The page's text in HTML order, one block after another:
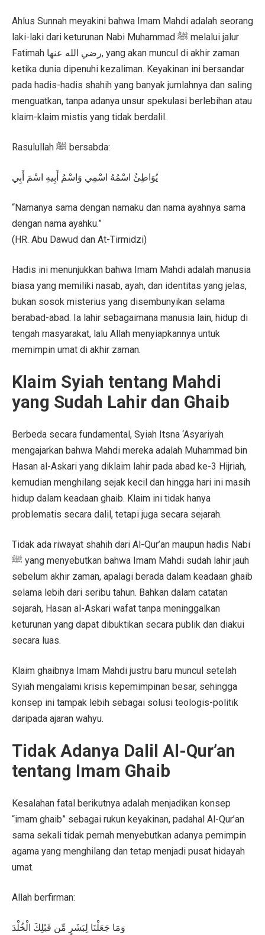
Ahlus Sunnah meyakini bahwa Imam Mahdi adalah seorang
laki-laki dari keturunan Nabi Muhammad ﷺ melalui jalur
Fatimah رضي الله عنها, yang akan muncul di akhir zaman
ketika dunia dipenuhi kezaliman. Keyakinan ini bersandar
pada hadis-hadis shahih yang banyak jumlahnya dan saling
menguatkan, tanpa adanya unsur spekulasi berlebihan atau
klaim-klaim mistis yang tidak berdalil.
Rasulullah ﷺ bersabda:
يُوَاطِئُ اسْمُهُ اسْمِي وَاسْمُ أَبِيهِ اسْمَ أَبِي
“Namanya sama dengan namaku dan nama ayahnya sama
dengan nama ayahku.”
(HR. Abu Dawud dan At-Tirmidzi)
Hadis ini menunjukkan bahwa Imam Mahdi adalah manusia
biasa yang memiliki nasab, ayah, dan identitas yang jelas,
bukan sosok misterius yang disembunyikan selama
berabad-abad. Ia lahir sebagaimana manusia lain, hidup di
tengah masyarakat, lalu Allah menyiapkannya untuk
memimpin umat di akhir zaman.
Klaim Syiah tentang Mahdi
yang Sudah Lahir dan Ghaib
Berbeda secara fundamental, Syiah Itsna ‘Asyariyah
mengajarkan bahwa Mahdi mereka adalah Muhammad bin
Hasan al-Askari yang diklaim lahir pada abad ke-3 Hijriah,
kemudian menghilang sejak kecil dan hingga hari ini masih
hidup dalam keadaan ghaib. Klaim ini tidak hanya
problematis secara dalil, tetapi juga secara sejarah.
Tidak ada riwayat shahih dari Al-Qur’an maupun hadis Nabi
ﷺ yang menyebutkan bahwa Imam Mahdi sudah lahir jauh
sebelum akhir zaman, apalagi berada dalam keadaan ghaib
selama lebih dari seribu tahun. Bahkan dalam catatan
sejarah, Hasan al-Askari wafat tanpa meninggalkan
keturunan yang dapat dibuktikan secara publik dan diakui
secara luas.
Klaim ghaibnya Imam Mahdi justru baru muncul setelah
Syiah mengalami krisis kepemimpinan besar, sehingga
konsep ini tampak lebih sebagai solusi teologis-politik
daripada ajaran wahyu.
Tidak Adanya Dalil Al-Qur’an
tentang Imam Ghaib
Kesalahan fatal berikutnya adalah menjadikan konsep
“imam ghaib” sebagai rukun keyakinan, padahal Al-Qur’an
sama sekali tidak pernah menyebutkan adanya pemimpin
agama yang menghilang dan tetap menjadi pusat hidayah
umat.
Allah berfirman:
وَمَا جَعَلْنَا لِبَشَرٍ مِّن قَبْلِكَ الْخُلْدَ